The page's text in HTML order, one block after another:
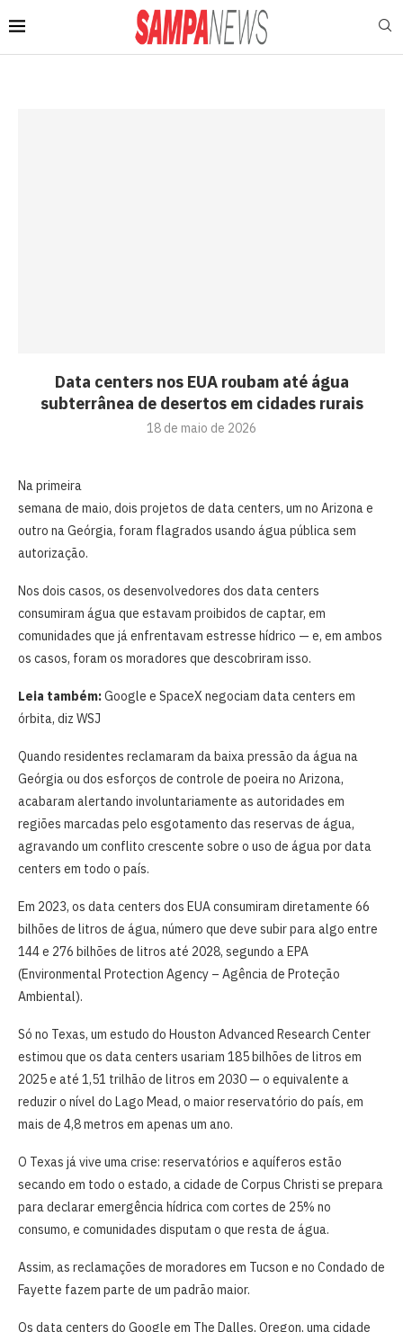
Data centers nos EUA roubam até água
subterrânea de desertos em cidades rurais
18 de maio de 2026
Na primeira
semana de maio, dois projetos de data centers, um no Arizona e
outro na Geórgia, foram flagrados usando água pública sem
autorização.
Nos dois casos, os desenvolvedores dos data centers
consumiram água que estavam proibidos de captar, em
comunidades que já enfrentavam estresse hídrico — e, em ambos
os casos, foram os moradores que descobriram isso.
Leia também:Google e SpaceX negociam data centers em
órbita, diz WSJ
Quando residentes reclamaram da baixa pressão da água na
Geórgia ou dos esforços de controle de poeira no Arizona,
acabaram alertando involuntariamente as autoridades em
regiões marcadas pelo esgotamento das reservas de água,
agravando um conflito crescente sobre o uso de água por data
centers em todo o país.
Em 2023, os data centers dos EUA consumiram diretamente 66
bilhões de litros de água, número que deve subir para algo entre
144 e 276 bilhões de litros até 2028, segundo a EPA
(Environmental Protection Agency – Agência de Proteção
Ambiental).
Só no Texas, um estudo do Houston Advanced Research Center
estimou que os data centers usariam 185 bilhões de litros em
2025 e até 1,51 trilhão de litros em 2030 — o equivalente a
reduzir o nível do Lago Mead, o maior reservatório do país, em
mais de 4,8 metros em apenas um ano.
O Texas já vive uma crise: reservatórios e aquíferos estão
secando em todo o estado, a cidade de Corpus Christi se prepara
para declarar emergência hídrica com cortes de 25% no
consumo, e comunidades disputam o que resta de água.
Assim, as reclamações de moradores em Tucson e no Condado de
Fayette fazem parte de um padrão maior.
Os data centers do Google em The Dalles, Oregon, uma cidade